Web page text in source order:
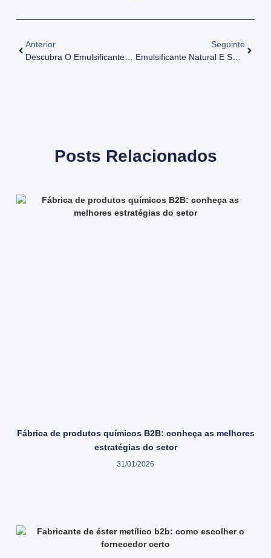
Anterior
Descubra O Emulsificante Natural E Suas Aplicações Na Indústria
Seguinte
Emulsificante Natural E Saúde: Descubra Os Benefícios Da Lecitina De Soja
Posts Relacionados
Fábrica de produtos químicos B2B: conheça as melhores
estratégias do setor
31/01/2026